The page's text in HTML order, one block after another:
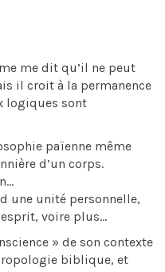
me dit qu’il ne peut
il croit à la permanence
logiques sont
païenne même
d’un corps.
une unité personnelle,
esprit, voire plus…
» de son contexte
biblique, et